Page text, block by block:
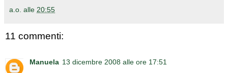
a.o. alle 20:55
11 commenti:
Manuela 13 dicembre 2008 alle ore 17:51